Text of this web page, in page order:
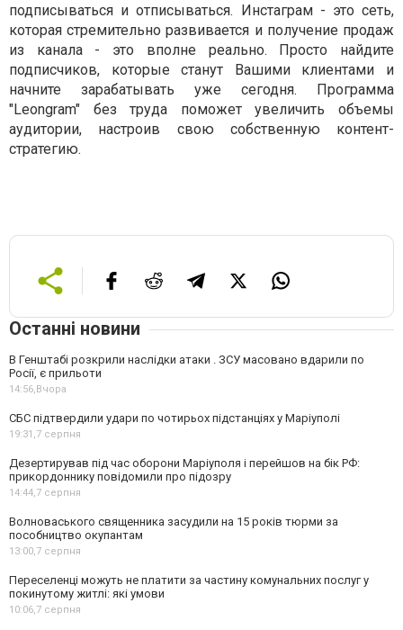
подписываться и отписываться. Инстаграм - это сеть,
которая стремительно развивается и получение продаж
из канала - это вполне реально. Просто найдите
подписчиков, которые станут Вашими клиентами и
начните зарабатывать уже сегодня. Программа
"Leongram" без труда поможет увеличить объемы
аудитории, настроив свою собственную контент-
стратегию.
Останні новини
В Генштабі розкрили наслідки атаки . ЗСУ масовано вдарили по
Росії, є прильоти
14:56, Вчора
СБС підтвердили удари по чотирьох підстанціях у Маріуполі
19:31, 7 серпня
Дезертирував під час оборони Маріуполя і перейшов на бік РФ:
прикордоннику повідомили про підозру
14:44, 7 серпня
Волноваського священника засудили на 15 років тюрми за
пособництво окупантам
13:00, 7 серпня
Переселенці можуть не платити за частину комунальних послуг у
покинутому житлі: які умови
10:06, 7 серпня